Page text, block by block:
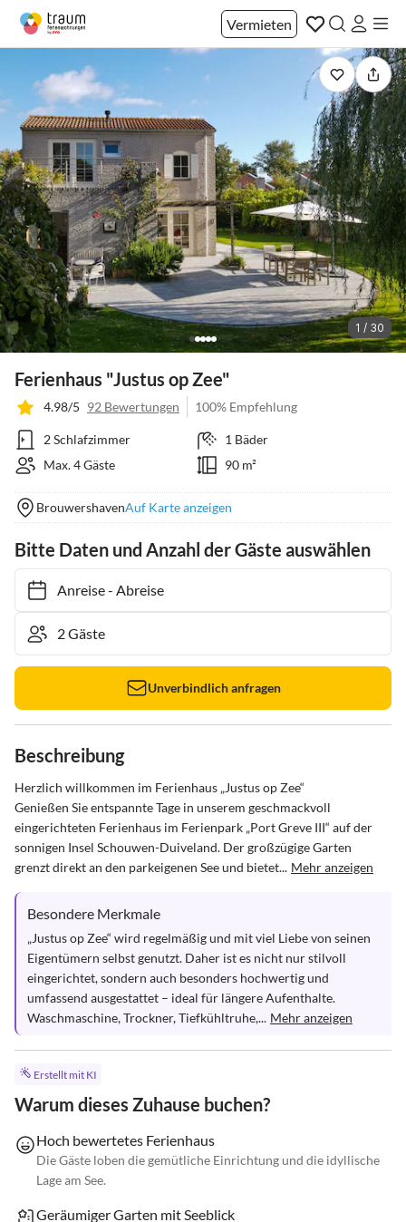
Vermieten
1 / 30
Ferienhaus "Justus op Zee"
4.98/5 92 Bewertungen 100% Empfehlung
2 Schlafzimmer
1 Bäder
Max. 4 Gäste
90 m²
BrouwershavenAuf Karte anzeigen
Bitte Daten und Anzahl der Gäste auswählen
Anreise- Abreise
Unverbindlich anfragen
Beschreibung
Herzlich willkommen im Ferienhaus „Justus op Zee“
Genießen Sie entspannte Tage in unserem geschmackvoll
eingerichteten Ferienhaus im Ferienpark „Port Greve III“ auf der
sonnigen Insel Schouwen-Duiveland. Der großzügige Garten
grenzt direkt an den parkeigenen See und bietet... Mehr anzeigen
Besondere Merkmale
„Justus op Zee“ wird regelmäßig und mit viel Liebe von seinen
Eigentümern selbst genutzt. Daher ist es nicht nur stilvoll
eingerichtet, sondern auch besonders hochwertig und
umfassend ausgestattet – ideal für längere Aufenthalte.
Waschmaschine, Trockner, Tiefkühltruhe,... Mehr anzeigen
Erstellt mit KI
Warum dieses Zuhause buchen?
Hoch bewertetes Ferienhaus
Die Gäste loben die gemütliche Einrichtung und die idyllische
Lage am See.
Geräumiger Garten mit Seeblick